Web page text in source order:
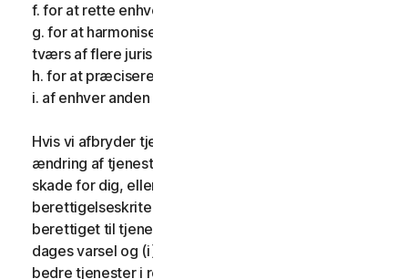
f. for at rette enhver fejl;
g. for at harmonisere tjenesterne eller vilkårene på
tværs af flere jurisdiktioner;
h. for at præcisere vilkårene; og
i. af enhver anden gyldig grund.
Hvis vi afbryder tjenesterne, foretager en væsentlig
ændring af tjenesterne, som kan være til væsentlig
skade for dig, eller indfører eller ændrer
berettigelseskriterier, så du ikke længere er
berettiget til tjenesterne, giver vi dig fjorten (14)
dages varsel og (i) giver dig sammenlignelige eller
bedre tjenester i resten af din tjenesteperiode uden